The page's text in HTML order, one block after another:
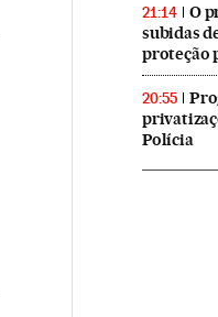
21:14
O
subidas
proteção
20:55
Polícia